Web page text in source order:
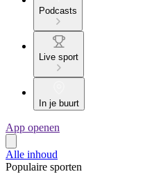
Podcasts
Live sport
In je buurt
App openen
Alle inhoud
Populaire sporten